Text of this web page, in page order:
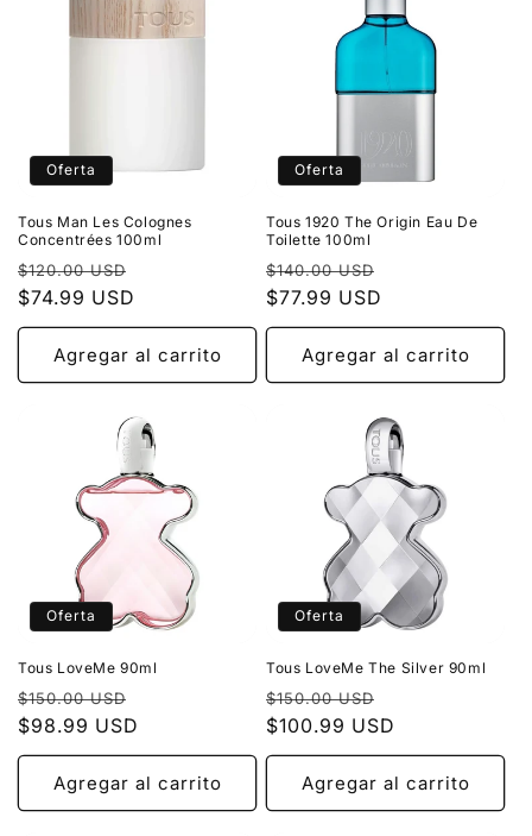
Oferta
Tous Man Les Colognes
Concentrées 100ml
Precio
habitual
$120.00 USD
oferta
$74.99 USD
Agregar al carrito
Oferta
Tous 1920 The Origin Eau De
Toilette 100ml
Precio
habitual
$140.00 USD
oferta
$77.99 USD
Agregar al carrito
Oferta
Tous LoveMe 90ml
Precio
habitual
$150.00 USD
oferta
$98.99 USD
Agregar al carrito
Oferta
Tous LoveMe The Silver 90ml
Precio
habitual
$150.00 USD
de
oferta
$100.99 USD
Agregar al carrito